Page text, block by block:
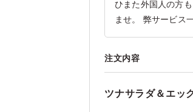
ひまた外国人の方
ませ。 弊サービス
注文内容
ツナサラダ＆エッ